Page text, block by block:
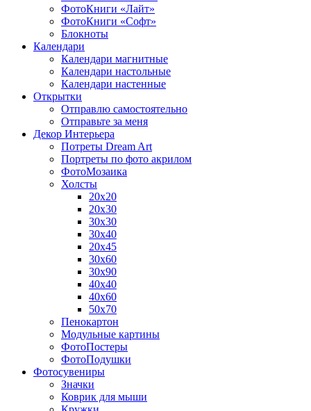
ФотоКниги «Лайт»
ФотоКниги «Софт»
Блокноты
Календари
Календари магнитные
Календари настольные
Календари настенные
Открытки
Отправлю самостоятельно
Отправьте за меня
Декор Интерьера
Потреты Dream Art
Портреты по фото акрилом
ФотоМозаика
Холсты
20х20
20х30
30х30
30х40
20х45
30х60
30х90
40х40
40х60
50х70
Пенокартон
Модульные картины
ФотоПостеры
ФотоПодушки
Фотоcувениры
Значки
Коврик для мыши